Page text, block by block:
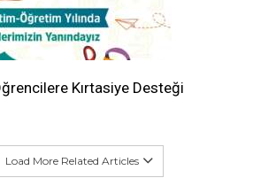
Kırtasiye Desteği
Load More Related Articles